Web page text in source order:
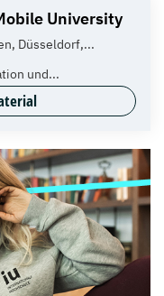
University
Düsseldorf,...
und...